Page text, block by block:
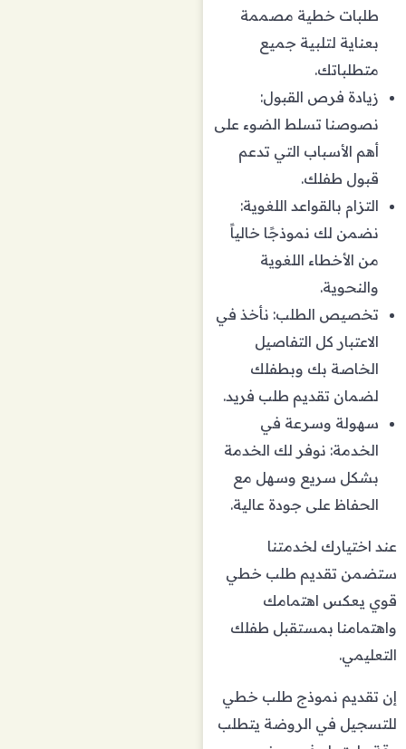
طلبات خطية مصممة
بعناية لتلبية جميع
متطلباتك.
زيادة فرص القبول:
نصوصنا تسلط الضوء على
أهم الأسباب التي تدعم
قبول طفلك.
التزام بالقواعد اللغوية:
نضمن لك نموذجًا خالياً
من الأخطاء اللغوية
والنحوية.
تخصيص الطلب: نأخذ في
الاعتبار كل التفاصيل
الخاصة بك وبطفلك
لضمان تقديم طلب فريد.
سهولة وسرعة في
الخدمة: نوفر لك الخدمة
بشكل سريع وسهل مع
الحفاظ على جودة عالية.
عند اختيارك لخدمتنا
ستضمن تقديم طلب خطي
قوي يعكس اهتمامك
واهتمامنا بمستقبل طفلك
التعليمي.
إن تقديم نموذج طلب خطي
للتسجيل في الروضة يتطلب